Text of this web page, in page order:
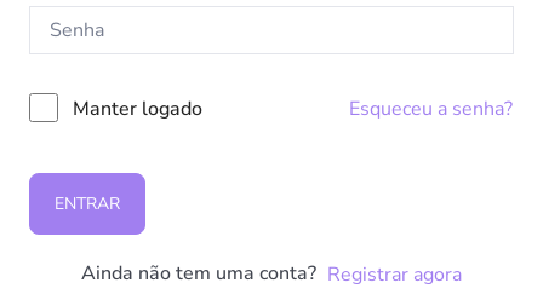
Manter logado Esqueceu a senha?
ENTRAR
Ainda não tem uma conta? Registrar agora